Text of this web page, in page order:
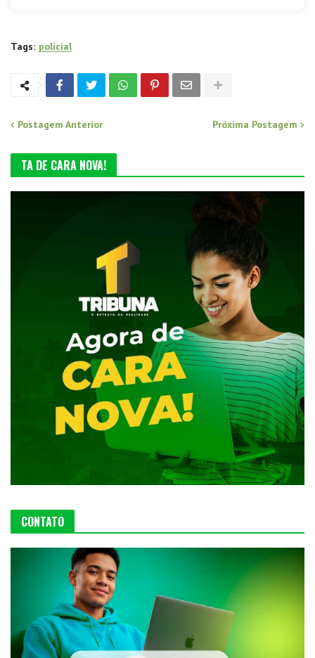
Tags: policial
Postagem Anterior Próxima Postagem
TA DE CARA NOVA!
CONTATO